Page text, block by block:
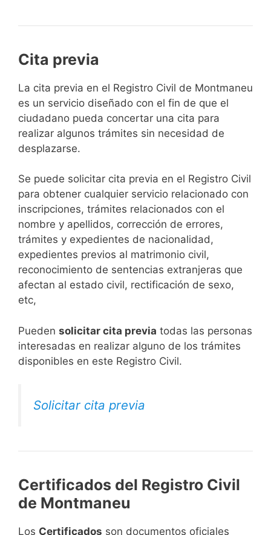
Cita previa
​​​​​​​​​​​​​​​​​​​​​​​​​​​​La cita previa en el Registro Civil de Montmaneu
es un servicio diseñado con el fin de que el
ciudadano pueda concertar una cita para
realizar algunos trámites sin necesidad de
desplazarse.​
Se puede solicitar cita previa en el Registro Civil
para obtener cualquier servicio relacionado con
inscripciones, trámites relacionados con el
nombre y apellidos, corrección de errores,
trámites y expedientes de nacionalidad,
expedientes previos al matrimonio civil,
reconocimiento de sentencias extranjeras que
afectan al estado civil, rectificación de sexo,
etc,
​Pueden solicitar cita previa todas las personas
interesadas en realizar alguno de los trámites
disponibles en este Registro Civil.​
Solicitar cita previa
Certificados del Registro Civil
de Montmaneu
Los Certificados son documentos oficiales